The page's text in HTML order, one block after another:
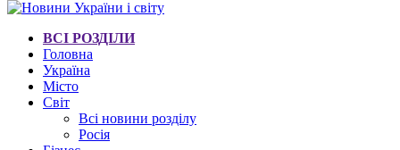
ВСІ РОЗДІЛИ
Головна
Україна
Місто
Світ
Всі новини розділу
Росія